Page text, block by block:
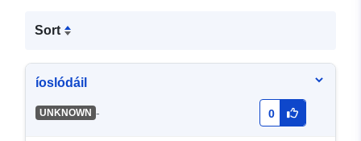
Sort
íoslódáil
UNKNOWN - 0